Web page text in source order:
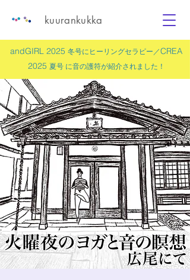
andGIRL 2025 冬号にヒーリングセラピー／CREA
2025 夏号 に音の護符が紹介されました！
kuurankukka